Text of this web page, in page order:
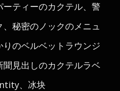
ーティーのカクテル、警
秘密のノックのメニュ
のベルベットラウンジ
見出しのカクテルラベ
、冰块